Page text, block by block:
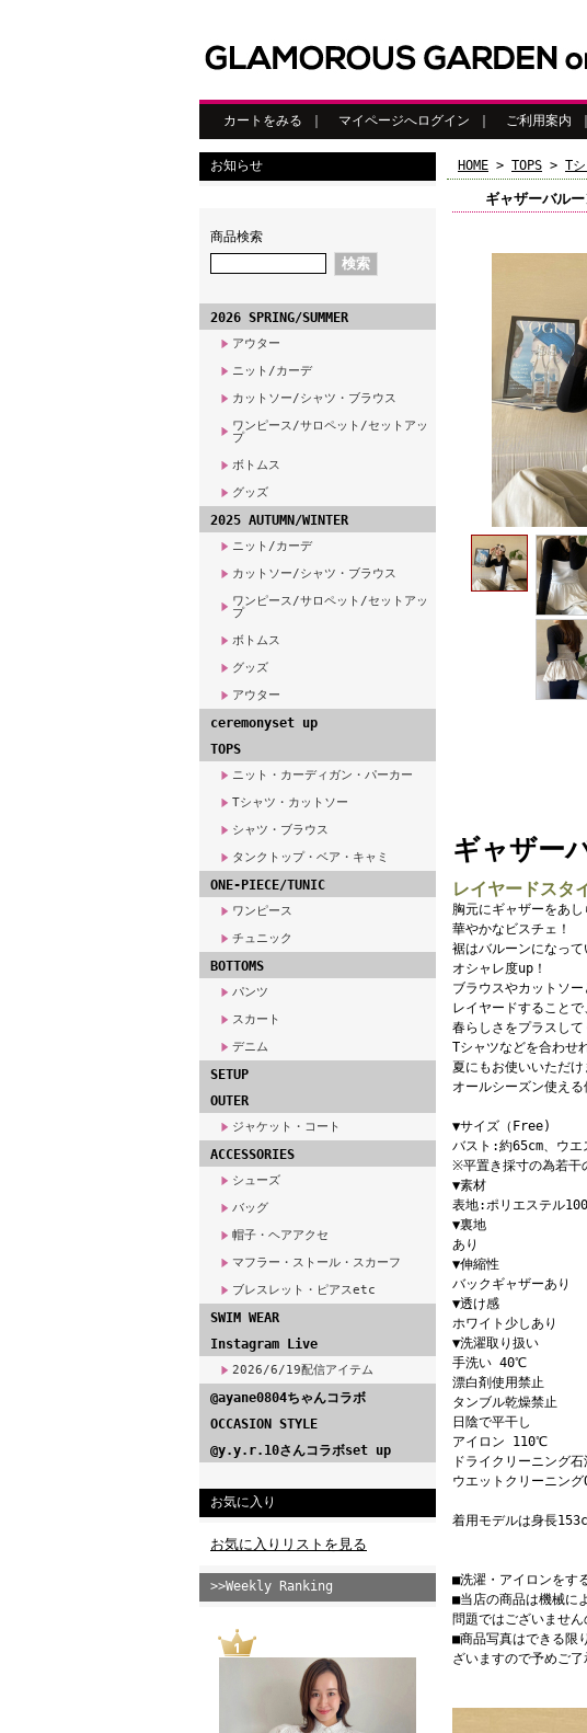
カートをみる マイページへログイン ご利用案内
お知らせ
商品検索
2026 SPRING/SUMMER
アウター
ニット/カーデ
カットソー/シャツ・ブラウス
ワンピース/サロペット/セットアッ
プ
ボトムス
グッズ
2025 AUTUMN/WINTER
ニット/カーデ
カットソー/シャツ・ブラウス
ワンピース/サロペット/セットアッ
プ
ボトムス
グッズ
アウター
ceremonyset up
TOPS
ニット・カーディガン・パーカー
Tシャツ・カットソー
シャツ・ブラウス
タンクトップ・ベア・キャミ
ONE-PIECE/TUNIC
ワンピース
チュニック
BOTTOMS
パンツ
スカート
デニム
SETUP
OUTER
ジャケット・コート
ACCESSORIES
シューズ
バッグ
帽子・ヘアアクセ
マフラー・ストール・スカーフ
ブレスレット・ピアスetc
SWIM WEAR
Instagram Live
2026/6/19配信アイテム
@ayane0804ちゃんコラボ
OCCASION STYLE
@y.y.r.10さんコラボset up
お気に入り
お気に入りリストを見る
>>Weekly Ranking
HOME > TOPS > T
ギャザーバル
ギャザー
レイヤードスタ
胸元にギャザーをあし
華やかなビスチェ！
裾はバルーンになって
オシャレ度up！
ブラウスやカットソー
レイヤードすることで
春らしさをプラスして
Tシャツなどを合わせ
夏にもお使いいただけ
オールシーズン使え
▼サイズ（Free)
バスト:約65cm、ウ
※平置き採寸の為若干
▼素材
表地:ポリエステル
▼裏地
あり
▼伸縮性
バックギャザーあり
▼透け感
ホワイト少しあり
▼洗濯取り扱い
手洗い 40℃
漂白剤使用禁止
タンブル乾燥禁止
日陰で平干し
アイロン 110℃
ドライクリーニング石
ウエットクリーニング
着用モデルは身長
■洗濯・アイロンをす
■当店の商品は機械に
問題ではございませ
■商品写真はできる限
ざいますので予めご了